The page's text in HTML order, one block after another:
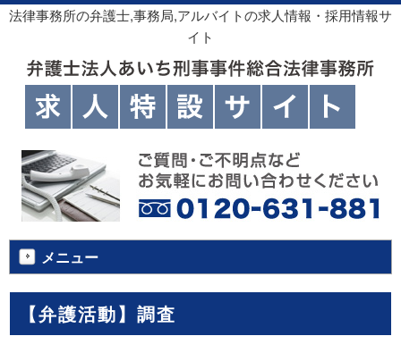
法律事務所の弁護士,事務局,アルバイトの求人情報・採用情報サ
イト
メニュー
【弁護活動】調査